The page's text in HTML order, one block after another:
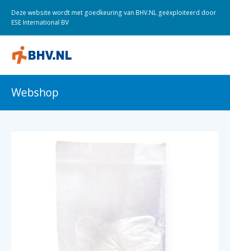
Deze website wordt met goedkeuring van BHV.NL geëxploiteerd door
ESE International BV
Webshop